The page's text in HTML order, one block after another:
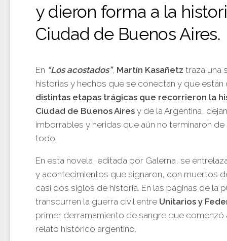
y dieron forma a la
Ciudad de Buenos Aires.
En “Los acostados”, Martín Kasañetz traza una
historias y hechos que se conectan y que están
distintas etapas trágicas que recorrieron la
Ciudad de Buenos Aires y de la Argentina,
imborrables y heridas que aún no terminaron de
todo.
En esta novela, editada por Galerna, se
y acontecimientos que signaron, con muertos
casi dos siglos de historia. En las páginas de la
transcurren la guerra civil entre Unitarios y
primer derramamiento de sangre que comenzó
relato histórico argentino.